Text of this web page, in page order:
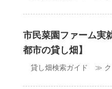
市民菜園ファーム実
都市の貸し畑】
貸し畑検索ガイド ≫ ク